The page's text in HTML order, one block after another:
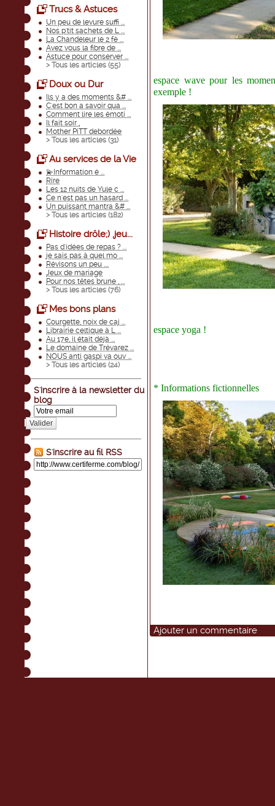
Trucs & Astuces
Un peu de levure suffi ...
Nos p'tit sachets de L ...
La Chandeleur le 2 fé ...
Avez vous la fibre de ...
Astuce pour conserver ...
> Tous les articles (55)
Doux ou Dur
Ils y a des moments &# ...
C'est bon a savoir qua ...
Comment lire les émoti ...
Il fait soir ,
Mother PiTT debordée
> Tous les articles (31)
Au services de la Vie
💫Information é ...
Rire
Les 12 nuits de Yule c ...
Ce n'est pas un hasard ...
Un puissant mantra &# ...
> Tous les articles (182)
Histoire drôle;) ,jeu...
Pas d'idées de repas ? ...
je sais pas à quel mo ...
Révisons un peu ....
Jeux de mariage
Pour nos têtes brune , ...
> Tous les articles (76)
Mes bons plans
Courgette, noix de caj ...
Librairie celtique à L ...
Au 17e, il était déjà ...
Le domaine de Trévarez ...
NOUS anti gaspi va ouv ...
> Tous les articles (24)
S'inscrire à la newsletter du
blog
Valider
S'inscrire au fil RSS
espace wave pour les
exemple !
espace yoga !
* Informations fictionnelles
Ajouter un commentaire